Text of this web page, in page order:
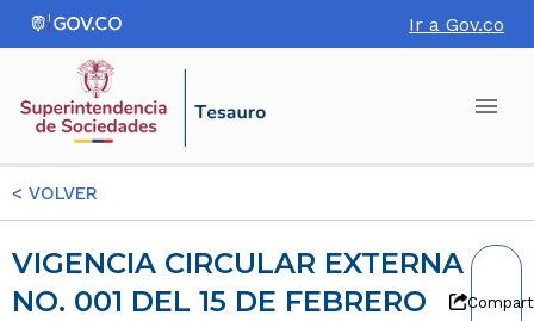
Ir a Gov.co
< VOLVER
VIGENCIA CIRCULAR EXTERNA
NO. 001 DEL 15 DE FEBRERO